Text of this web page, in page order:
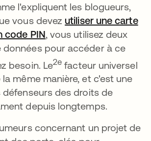
l'expliquent les blogueurs,
vous devezutiliser une carte
code PINs’ouvre dans un nouvel
, vous utilisez deux
données pour accéder à ce
besoin. Le2e facteur universel
même manière, et c'est une
défenseurs des droits de
depuis longtemps.
concernant un projet de